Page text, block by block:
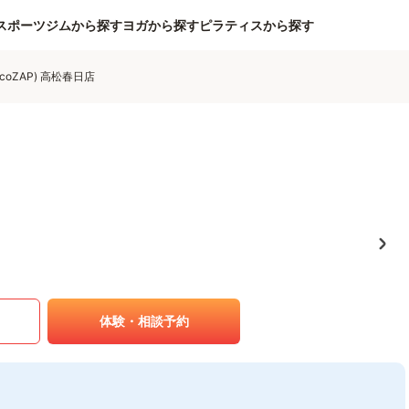
ポーツジムから探すヨガから探すピラティスから探す
高松春日店
体験・相談予約